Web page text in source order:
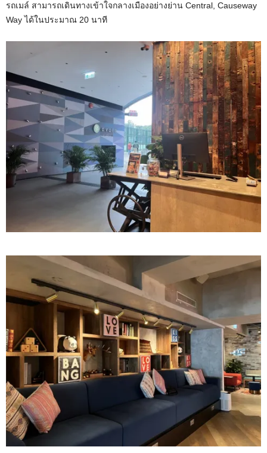
รถเมล์ สามารถเดินทางเข้าใจกลางเมืองอย่างย่าน Central, Causeway
Way ได้ในประมาณ 20 นาที